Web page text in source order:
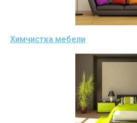
Химчистка мебели